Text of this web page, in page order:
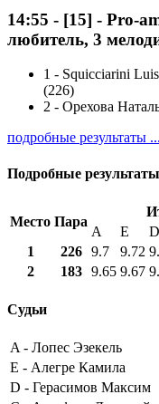
14:55 - [15] - Pro-
любитель, 3
1 - Squicciarini
(226)
2 - Орехова
подробные результаты ...
Подробные результаты
Место Пара
A E D
1
226 9.7 9.72
2
183 9.65 9.67
Судьи
A - Лопес Эзекель
E - Алегре Камила
D - Герасимов Максим